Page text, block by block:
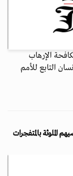
الإرهاب
التابع للأمم
الملوثة بالمتفجرات